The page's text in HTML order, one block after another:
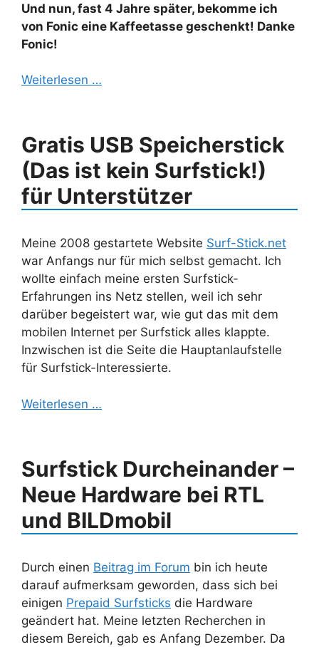
Und nun, fast 4 Jahre später, bekomme ich
von Fonic eine Kaffeetasse geschenkt! Danke
Fonic!
Weiterlesen …
Gratis USB Speicherstick
(Das ist kein Surfstick!)
für Unterstützer
Meine 2008 gestartete Website Surf-Stick.net
war Anfangs nur für mich selbst gemacht. Ich
wollte einfach meine ersten Surfstick-
Erfahrungen ins Netz stellen, weil ich sehr
darüber begeistert war, wie gut das mit dem
mobilen Internet per Surfstick alles klappte.
Inzwischen ist die Seite die Hauptanlaufstelle
für Surfstick-Interessierte.
Weiterlesen …
Surfstick Durcheinander –
Neue Hardware bei RTL
und BILDmobil
Durch einen Beitrag im Forum bin ich heute
darauf aufmerksam geworden, dass sich bei
einigen Prepaid Surfsticks die Hardware
geändert hat. Meine letzten Recherchen in
diesem Bereich, gab es Anfang Dezember. Da